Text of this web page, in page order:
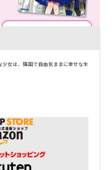
女は、隣国で自由気ままに幸せな生